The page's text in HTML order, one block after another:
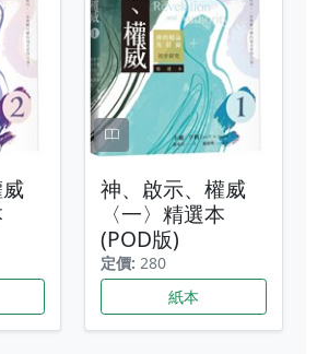
神、啟示、權威
〈一〉精選本
(POD版)
定價: 280
紙本